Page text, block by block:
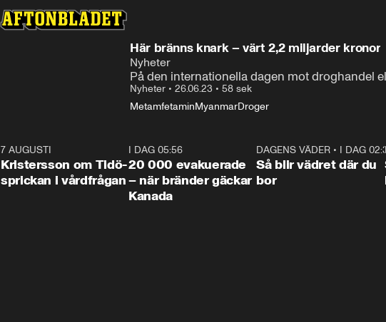
Här bränns knark – värt 2,2 miljarder kronor
Nyheter
På den internationella dagen mot droghandel
Nyheter • 26.06.23 • 58 sek
MetamfetaminMyanmarDroger
7 AUGUSTI
Kristersson om Tidö-
sprickan i vårdfrågan
I DAG 05:56
20 000 evakuerade
– när bränder gäckar
Kanada
1:06
DAGENS VÄDER • I DAG
Så blir vädret där du
bor